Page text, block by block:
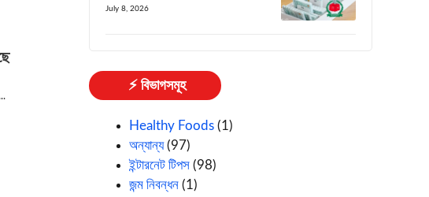
July 8, 2026
⚡ বিভাগসমূহ
Healthy Foods (1)
অন্যান্য(97)
ইন্টারনেট টিপস (98)
জন্ম নিবন্ধন (1)